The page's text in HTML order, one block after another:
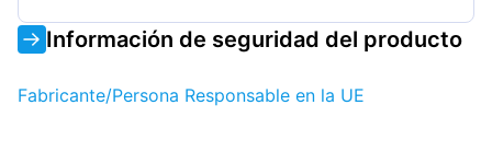
Información de seguridad del producto
Fabricante/Persona Responsable en la UE